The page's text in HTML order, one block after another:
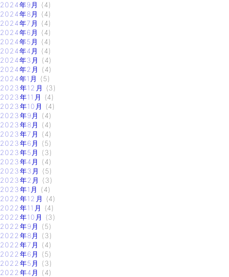
2024年9月
(4)
2024年8月
(4)
2024年7月
(4)
2024年6月
(4)
2024年5月
(4)
2024年4月
(4)
2024年3月
(4)
2024年2月
(4)
2024年1月
(5)
2023年12月
(3)
2023年11月
(4)
2023年10月
(4)
2023年9月
(4)
2023年8月
(4)
2023年7月
(4)
2023年6月
(5)
2023年5月
(3)
2023年4月
(4)
2023年3月
(5)
2023年2月
(3)
2023年1月
(4)
2022年12月
(4)
2022年11月
(4)
2022年10月
(3)
2022年9月
(5)
2022年8月
(3)
2022年7月
(4)
2022年6月
(5)
2022年5月
(3)
2022年4月
(4)